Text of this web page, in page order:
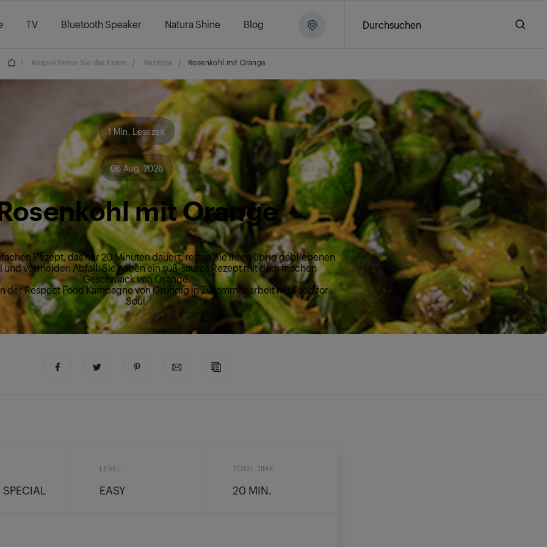
TV Bluetooth Speaker Natura Shine Blog Durchsuchen
/ Respektieren Sie das Essen / Rezepte / Rosenkohl mit Orange
1 Min. Lesezeit
06 Aug. 2026
mit Orange
Rezept, das nur 20 Minuten dauert, retten Sie Ihren übrig gebliebenen
und vermeiden Abfall. Sie haben ein süß-saures Rezept mit dem frischen
Geschmack von Orange.
der Respect Food Kampagne von Grundig in Zusammenarbeit mit Food for
Soul.
SPECIAL
LEVEL
EASY
TOTAL TIME
20 MIN.